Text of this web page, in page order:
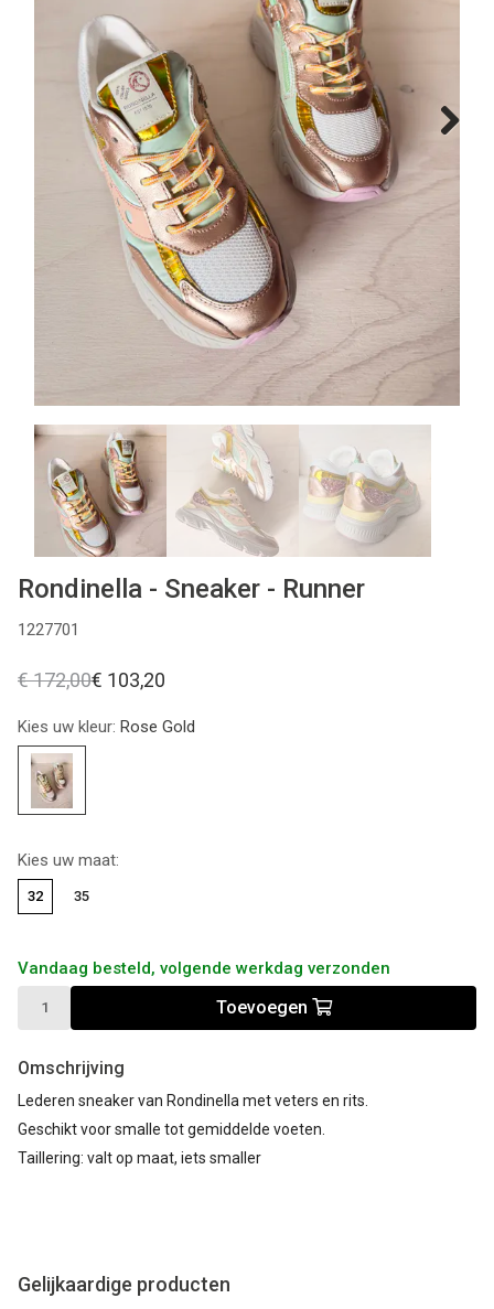
Cadeaubon
Vacature
Breng ons een bezoekje!
Rondinella - Sneaker - Runner
1227701
€ 172,00€ 103,20
Kies uw kleur: Rose Gold
Kies uw maat:
32 35
Vandaag besteld, volgende werkdag verzonden
Toevoegen
Omschrijving
Lederen sneaker van Rondinella met veters en rits.
Geschikt voor smalle tot gemiddelde voeten.
Taillering: valt op maat, iets smaller
Gelijkaardige producten